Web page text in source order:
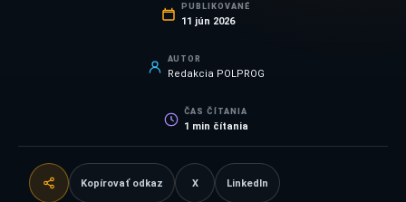
PUBLIKOVANÉ
11 jún 2026
AUTOR
Redakcia POLPROG
ČAS ČÍTANIA
1 min čítania
Kopírovať odkaz X LinkedIn